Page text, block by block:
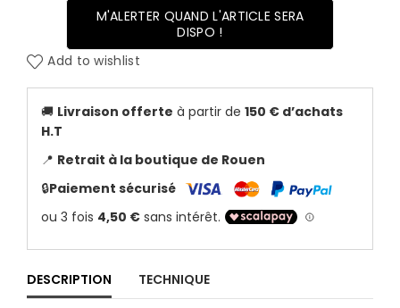
M'ALERTER QUAND L'ARTICLE SERA
DISPO !
Add to wishlist
🚚 Livraison offerte à partir de 150 € d’achats
H.T
📍 Retrait à la boutique de Rouen
🔒Paiement sécurisé
DESCRIPTION TECHNIQUE